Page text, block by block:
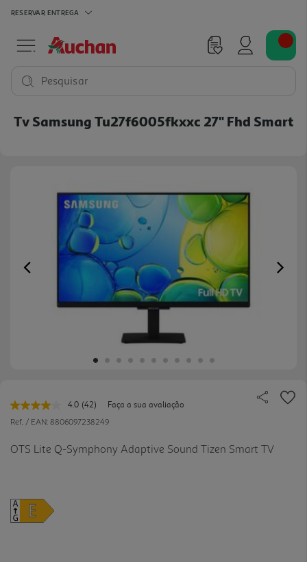
RESERVAR ENTREGA
Pesquisar
Tv Samsung Tu27f6005fkxxc 27" Fhd Smart
Previous
4.0 Leu
42
Link
para
(42)
Faça a sua avaliação
Ref. / EAN: 8806097238249
OTS Lite Q-Symphony Adaptive Sound Tizen Smart TV